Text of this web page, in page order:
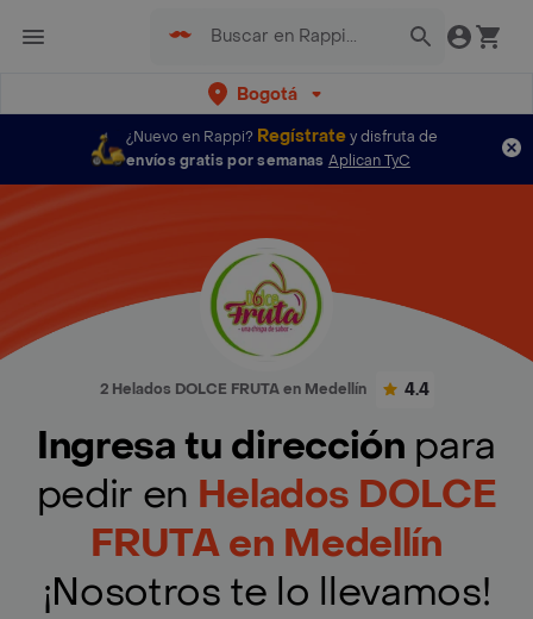
Bogotá
¿Nuevo en Rappi? Regístratey disfruta de
envíos gratis por semanas Aplican TyC
2 Helados DOLCE FRUTA en Medellín 4.4
Ingresa tu dirección para
pedir en Helados DOLCE
FRUTA en Medellín
¡Nosotros te lo llevamos!